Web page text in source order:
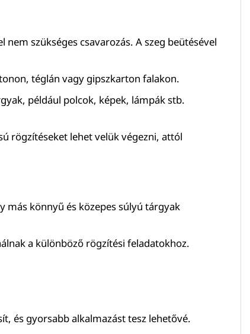
szükséges csavarozás. A szeg beütésével
téglán vagy gipszkarton falakon.
például polcok, képek, lámpák stb.
rögzítéseket lehet velük végezni, attól
más könnyű és közepes súlyú tárgyak
a különböző rögzítési feladatokhoz.
és gyorsabb alkalmazást tesz lehetővé.